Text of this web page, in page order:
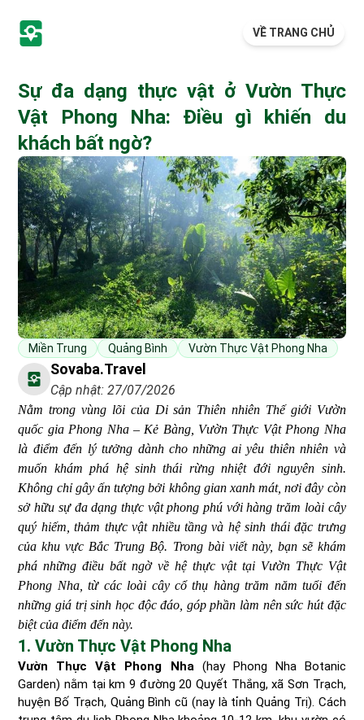
VỀ TRANG CHỦ
Sự đa dạng thực vật ở Vườn Thực
Vật Phong Nha: Điều gì khiến du
khách bất ngờ?
Miền Trung Quảng Bình Vườn Thực Vật Phong Nha
Sovaba.travel
Cập nhật: 27/07/2026
Nằm trong vùng lõi của Di sản Thiên nhiên Thế giới Vườn
quốc gia Phong Nha – Kẻ Bàng, Vườn Thực Vật Phong Nha
là điểm đến lý tưởng dành cho những ai yêu thiên nhiên và
muốn khám phá hệ sinh thái rừng nhiệt đới nguyên sinh.
Không chỉ gây ấn tượng bởi không gian xanh mát, nơi đây còn
sở hữu sự đa dạng thực vật phong phú với hàng trăm loài cây
quý hiếm, thảm thực vật nhiều tầng và hệ sinh thái đặc trưng
của khu vực Bắc Trung Bộ. Trong bài viết này, bạn sẽ khám
phá những điều bất ngờ về hệ thực vật tại Vườn Thực Vật
Phong Nha, từ các loài cây cổ thụ hàng trăm năm tuổi đến
những giá trị sinh học độc đáo, góp phần làm nên sức hút đặc
biệt của điểm đến này.
1. Vườn Thực Vật Phong Nha
Vườn Thực Vật Phong Nha(hay Phong Nha Botanic
Garden) nằm tại km 9 đường 20 Quyết Thắng, xã Sơn Trạch,
huyện Bố Trạch, Quảng Bình cũ (nay là tỉnh Quảng Trị). Cách